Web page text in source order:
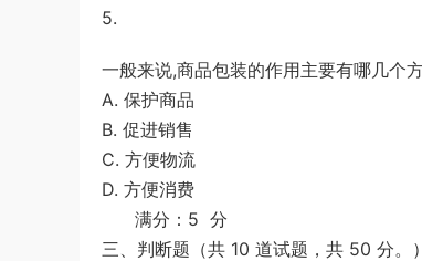
5.
一般来说,商品包装的作用主要有哪几个
A. 保护商品
B. 促进销售
C. 方便物流
D. 方便消费
满分：5 分
三、判断题（共 10 道试题，共 50 分。）